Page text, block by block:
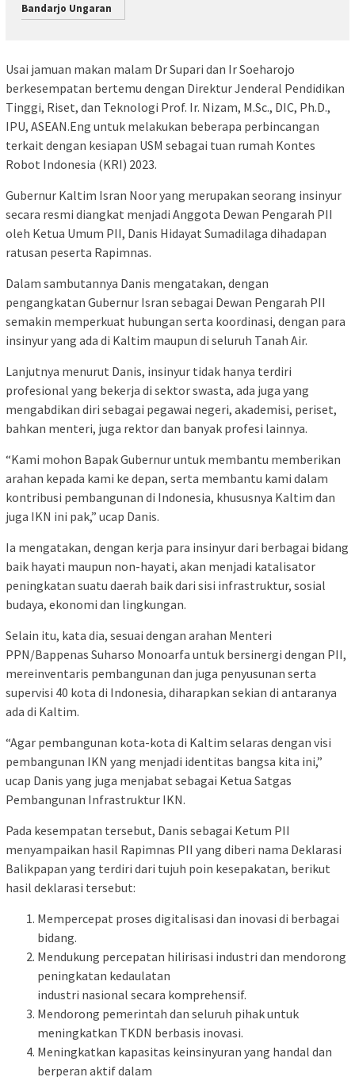
Bandarjo Ungaran
Usai jamuan makan malam Dr Supari dan Ir Soeharojo
berkesempatan bertemu dengan Direktur Jenderal Pendidikan
Tinggi, Riset, dan Teknologi Prof. Ir. Nizam, M.Sc., DIC, Ph.D.,
IPU, ASEAN.Eng untuk melakukan beberapa perbincangan
terkait dengan kesiapan USM sebagai tuan rumah Kontes
Robot Indonesia (KRI) 2023.
Gubernur Kaltim Isran Noor yang merupakan seorang insinyur
secara resmi diangkat menjadi Anggota Dewan Pengarah PII
oleh Ketua Umum PII, Danis Hidayat Sumadilaga dihadapan
ratusan peserta Rapimnas.
Dalam sambutannya Danis mengatakan, dengan
pengangkatan Gubernur Isran sebagai Dewan Pengarah PII
semakin memperkuat hubungan serta koordinasi, dengan para
insinyur yang ada di Kaltim maupun di seluruh Tanah Air.
Lanjutnya menurut Danis, insinyur tidak hanya terdiri
profesional yang bekerja di sektor swasta, ada juga yang
mengabdikan diri sebagai pegawai negeri, akademisi, periset,
bahkan menteri, juga rektor dan banyak profesi lainnya.
“Kami mohon Bapak Gubernur untuk membantu memberikan
arahan kepada kami ke depan, serta membantu kami dalam
kontribusi pembangunan di Indonesia, khususnya Kaltim dan
juga IKN ini pak,” ucap Danis.
Ia mengatakan, dengan kerja para insinyur dari berbagai bidang
baik hayati maupun non-hayati, akan menjadi katalisator
peningkatan suatu daerah baik dari sisi infrastruktur, sosial
budaya, ekonomi dan lingkungan.
Selain itu, kata dia, sesuai dengan arahan Menteri
PPN/Bappenas Suharso Monoarfa untuk bersinergi dengan PII,
mereinventaris pembangunan dan juga penyusunan serta
supervisi 40 kota di Indonesia, diharapkan sekian di antaranya
ada di Kaltim.
“Agar pembangunan kota-kota di Kaltim selaras dengan visi
pembangunan IKN yang menjadi identitas bangsa kita ini,”
ucap Danis yang juga menjabat sebagai Ketua Satgas
Pembangunan Infrastruktur IKN.
Pada kesempatan tersebut, Danis sebagai Ketum PII
menyampaikan hasil Rapimnas PII yang diberi nama Deklarasi
Balikpapan yang terdiri dari tujuh poin kesepakatan, berikut
hasil deklarasi tersebut:
Mempercepat proses digitalisasi dan inovasi di berbagai
bidang.
Mendukung percepatan hilirisasi industri dan mendorong
peningkatan kedaulatan
industri nasional secara komprehensif.
Mendorong pemerintah dan seluruh pihak untuk
meningkatkan TKDN berbasis inovasi.
Meningkatkan kapasitas keinsinyuran yang handal dan
berperan aktif dalam